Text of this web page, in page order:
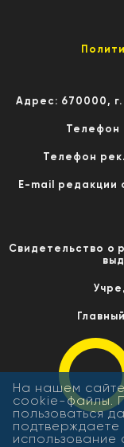
Адрес: 670000,
Телефон
Телефон
E-mail редакции
Свидетельство о
На нашем
cookie-файлы.
пользоваться